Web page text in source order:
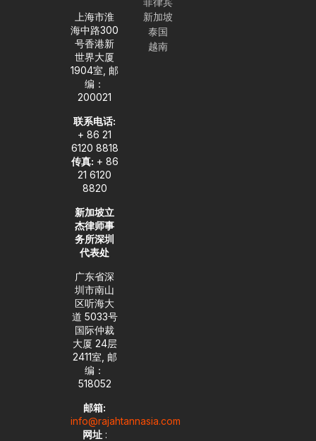
上海市淮
海中路300
号香港新
世界大厦
1904室, 邮
编：
200021
联系电话:
+ 86 21
6120 8818
传真: + 86
21 6120
8820
新加坡立
杰律师事
务所深圳
代表处
广东省深
圳市南山
区听海大
道 5033号
国际仲裁
大厦 24层
2411室, 邮
编：
518052
邮箱:
info@rajahtannasia.com
网址:
新加坡
泰国
越南